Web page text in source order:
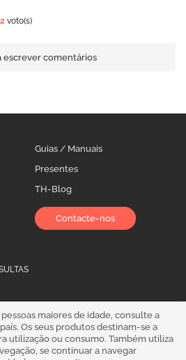
2 voto(s)
escrever comentários
Guias / Manuais
Presentes
TH-Blog
Contacte-nos
- 19:00
maiores de idade, consulte a
Os seus produtos destinam-se a
utilização ou consumo. Também utiliza
se continuar a navegar